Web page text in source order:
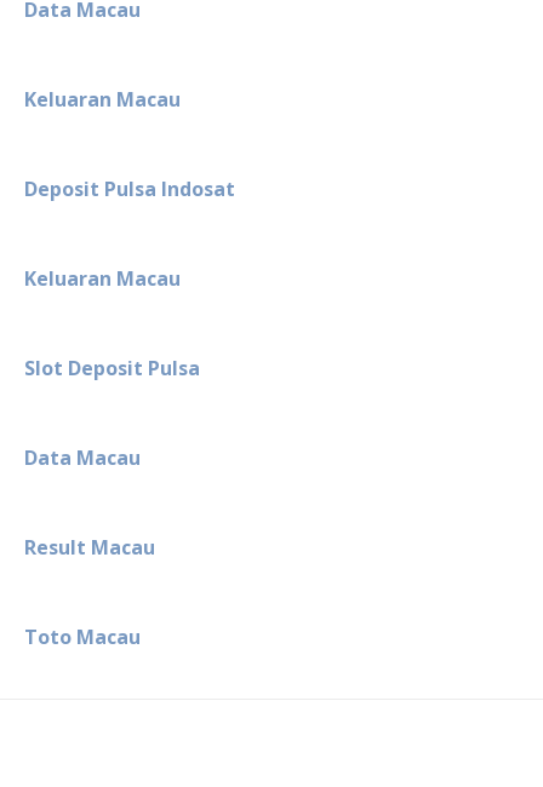
Data Macau
Keluaran Macau
Deposit Pulsa Indosat
Keluaran Macau
Slot Deposit Pulsa
Data Macau
Result Macau
Toto Macau